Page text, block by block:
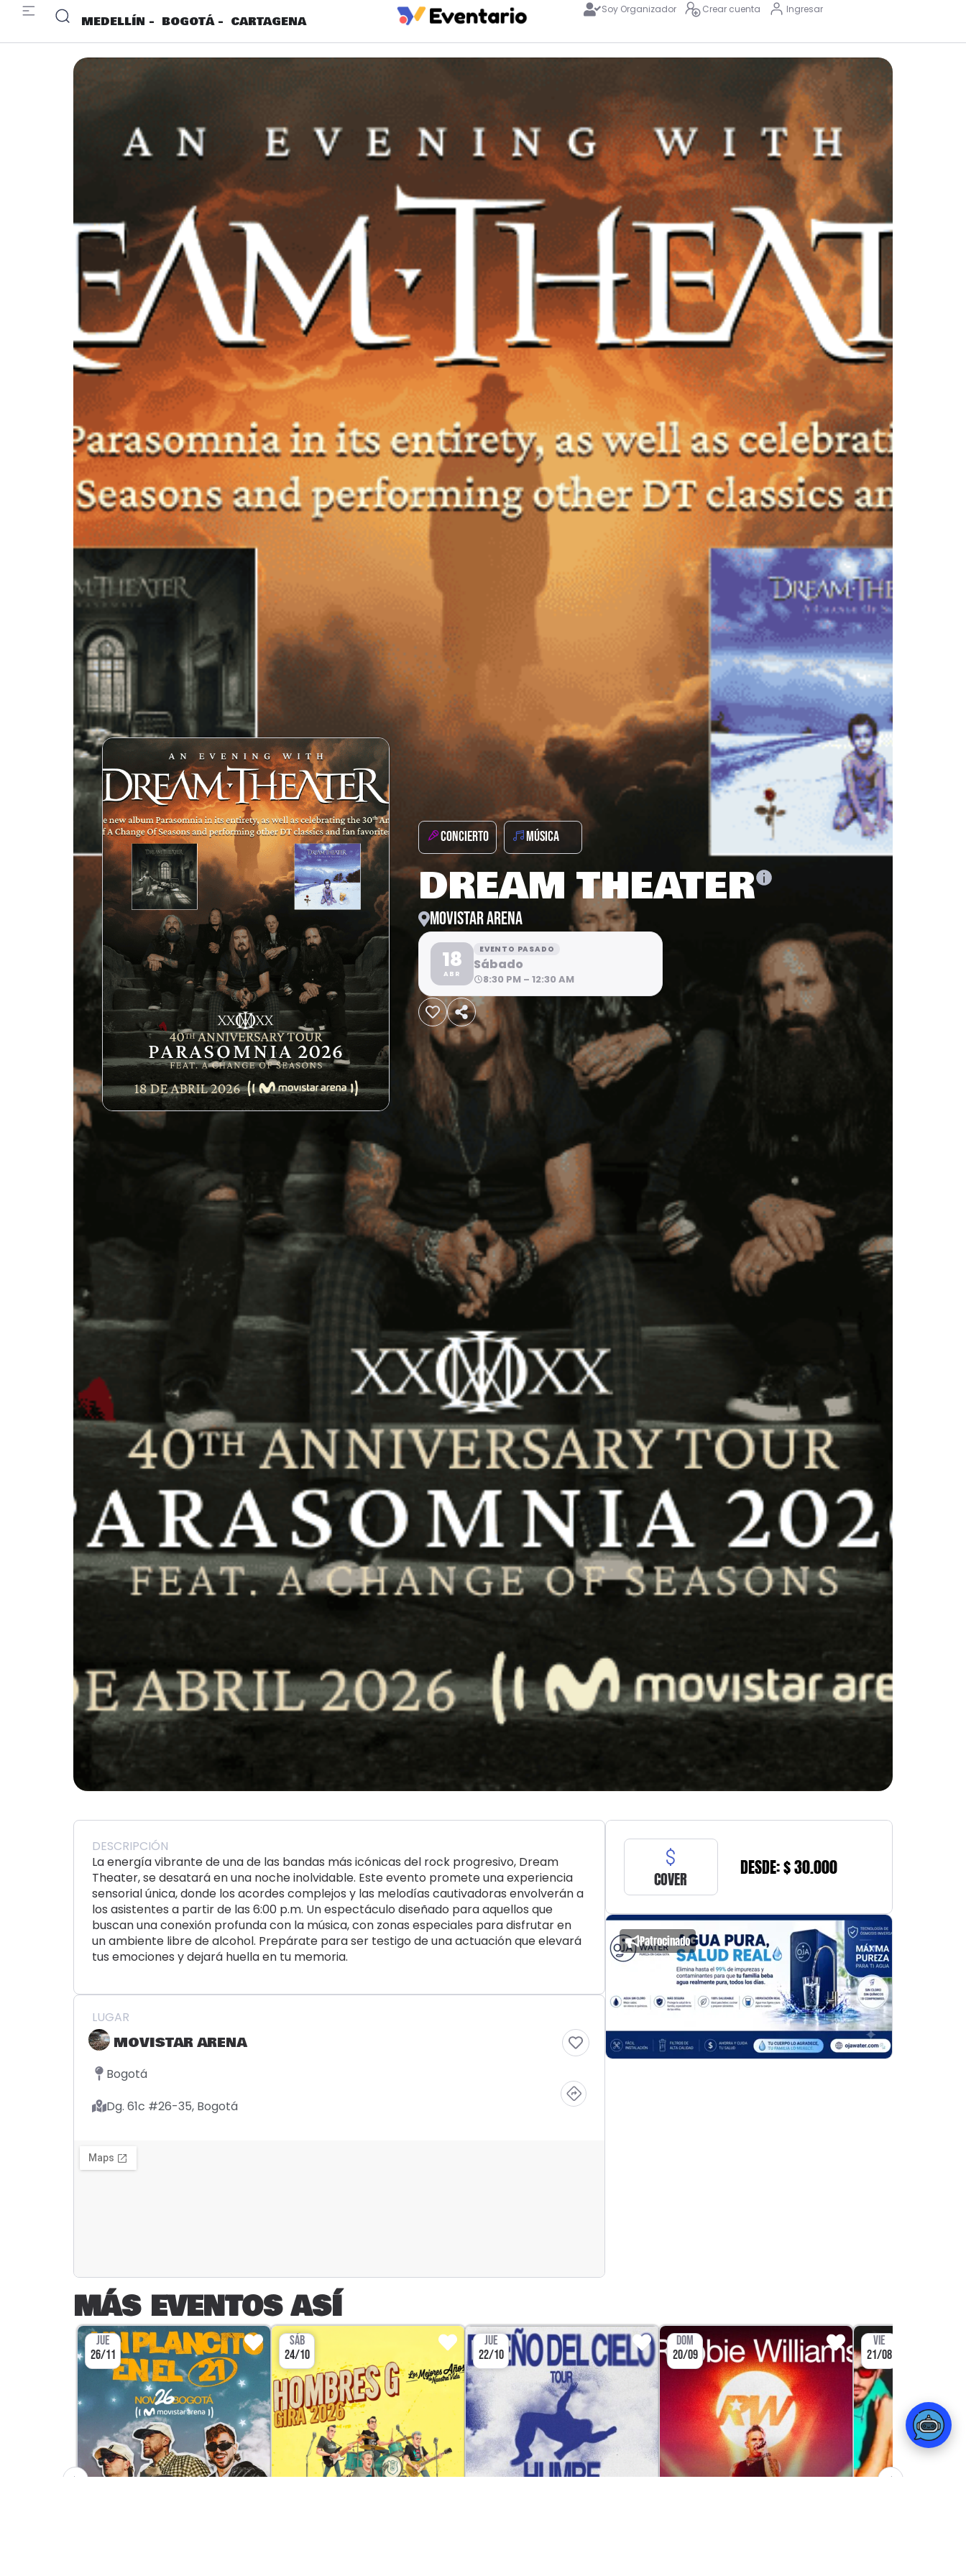
MEDELLÍN - BOGOTÁ - CARTAGENA
Soy Organizador Crear cuenta Ingresar
CONCIERTO MÚSICA
DREAM THEATER
MOVISTAR ARENA
18
ABR
EVENTO PASADO
Sábado
8:30 PM – 12:30 AM
DESCRIPCIÓN
La energía vibrante de una de las bandas más icónicas del rock progresivo, Dream
Theater, se desatará en una noche inolvidable. Este evento promete una experiencia
sensorial única, donde los acordes complejos y las melodías cautivadoras envolverán a
los asistentes a partir de las 6:00 p.m. Un espectáculo diseñado para aquellos que
buscan una conexión profunda con la música, con zonas especiales para disfrutar en
un ambiente libre de alcohol. Prepárate para ser testigo de una actuación que elevará
tus emociones y dejará huella en tu memoria.
LUGAR
MOVISTAR ARENA
Bogotá
Dg. 61c #26-35, Bogotá
COVER
DESDE: $ 30.000
Patrocinado
MÁS EVENTOS ASÍ
JUE
26/11
SÁB
24/10
JUE
22/10
DOM
20/09
VIE
21/08